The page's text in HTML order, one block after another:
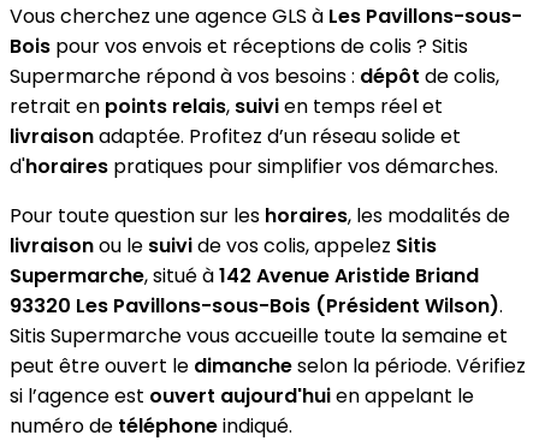
Vous cherchez une agence GLS à Les Pavillons-sous-
Bois pour vos envois et réceptions de colis ? Sitis
Supermarche répond à vos besoins : dépôt de colis,
retrait en points relais, suivien temps réel et
livraisonadaptée. Profitez d’un réseau solide et
d'horaires pratiques pour simplifier vos démarches.
Pour toute question sur les horaires, les modalités de
livraisonou le suivide vos colis, appelez Sitis
Supermarche, situé à142 Avenue Aristide Briand
93320 Les Pavillons-sous-Bois (Président Wilson).
Sitis Supermarche vous accueille toute la semaine et
peut être ouvert le dimancheselon la période. Vérifiez
si l’agence est ouvert aujourd'huien appelant le
numéro de téléphoneindiqué.